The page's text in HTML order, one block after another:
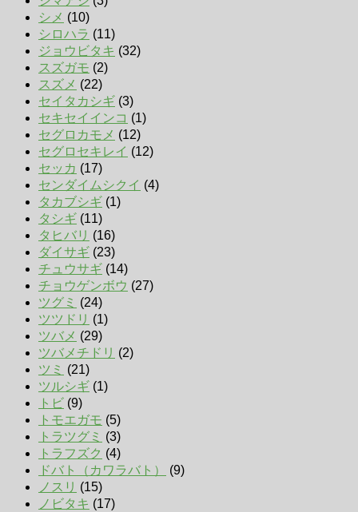
シメ (10)
シロハラ (11)
ジョウビタキ (32)
スズガモ (2)
スズメ (22)
セイタカシギ (3)
セキセイインコ (1)
セグロカモメ (12)
セグロセキレイ (12)
セッカ (17)
センダイムシクイ (4)
タカブシギ (1)
タシギ (11)
タヒバリ (16)
ダイサギ (23)
チュウサギ (14)
チョウゲンボウ (27)
ツグミ (24)
ツツドリ (1)
ツバメ (29)
ツバメチドリ (2)
ツミ (21)
ツルシギ (1)
トビ (9)
トモエガモ (5)
トラツグミ (3)
トラフズク (4)
ドバト（カワラバト）
(9)
ノスリ (15)
ノビタキ (17)